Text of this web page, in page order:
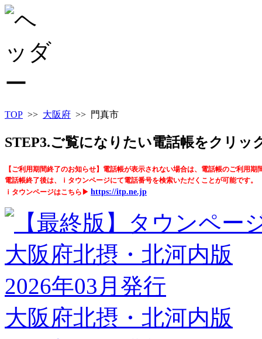
TOP >> 大阪府 >> 門真市
STEP3.ご覧になりたい電話帳をクリッ
【ご利用期間終了のお知らせ】電話帳が表示されない場合は、電話帳のご利用期
電話帳終了後は、ｉタウンページにて電話番号を検索いただくことが可能です。
ｉタウンページはこちら▶ https://itp.ne.jp
大阪府北摂・北河内版